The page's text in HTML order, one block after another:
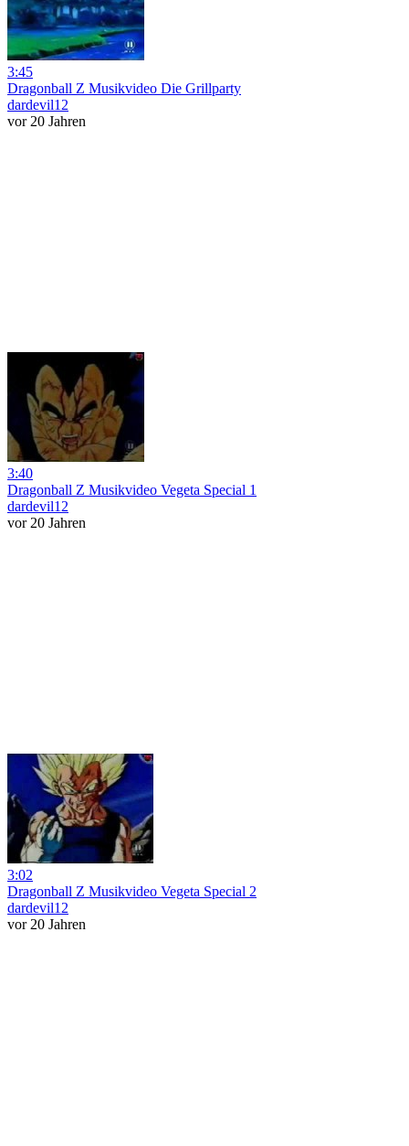
3:45
Dragonball Z Musikvideo Die Grillparty
dardevil12
vor 20 Jahren
3:40
Dragonball Z Musikvideo Vegeta Special 1
dardevil12
vor 20 Jahren
3:02
Dragonball Z Musikvideo Vegeta Special 2
dardevil12
vor 20 Jahren